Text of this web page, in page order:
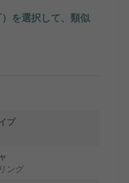
を選択して、類似
プ
ング